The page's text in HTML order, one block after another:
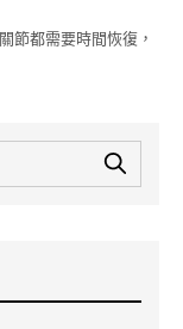
節都需要時間恢復，